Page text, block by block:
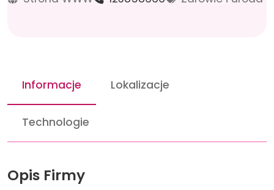
Informacje Lokalizacje
Technologie
Opis Firmy